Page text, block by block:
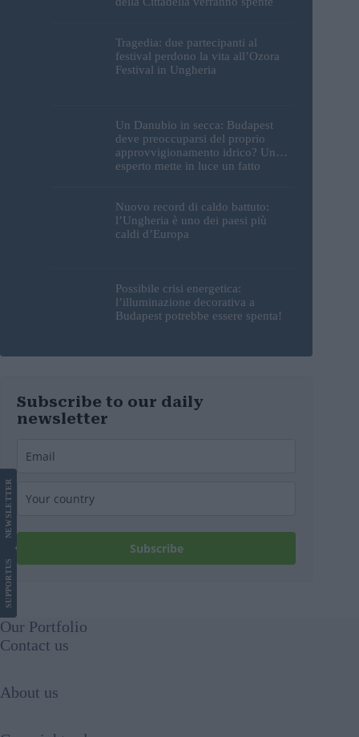
Tragedia: due partecipanti al
festival perdono la vita all’Ozora
Festival in Ungheria
Un Danubio in secca: Budapest
deve preoccuparsi del proprio
approvvigionamento idrico? Un
esperto mette in luce un fatto
Nuovo record di caldo battuto:
l’Ungheria è uno dei paesi più
caldi d’Europa
Possibile crisi energetica:
l’illuminazione decorativa a
Budapest potrebbe essere spenta!
Subscribe to our daily
newsletter
Subscribe
SUPPORT
US
NEWS
LETTER
Our Portfolio
Contact us
About us